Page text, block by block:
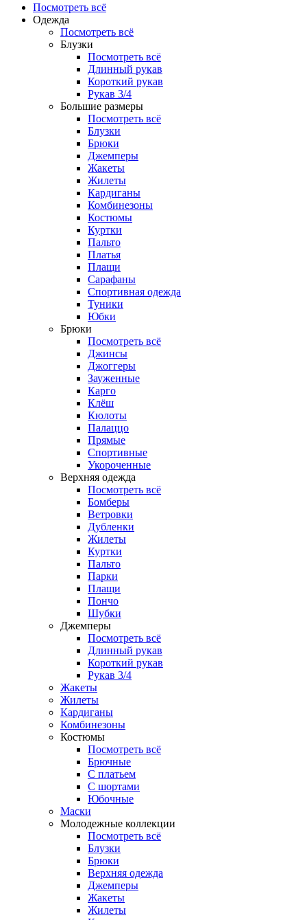
Посмотреть всё
Одежда
Посмотреть всё
Блузки
Посмотреть всё
Длинный рукав
Короткий рукав
Рукав 3/4
Большие размеры
Посмотреть всё
Блузки
Брюки
Джемперы
Жакеты
Жилеты
Кардиганы
Комбинезоны
Костюмы
Куртки
Пальто
Платья
Плащи
Сарафаны
Спортивная одежда
Туники
Юбки
Брюки
Посмотреть всё
Джинсы
Джоггеры
Зауженные
Карго
Клёш
Кюлоты
Палаццо
Прямые
Спортивные
Укороченные
Верхняя одежда
Посмотреть всё
Бомберы
Ветровки
Дубленки
Жилеты
Куртки
Пальто
Парки
Плащи
Пончо
Шубки
Джемперы
Посмотреть всё
Длинный рукав
Короткий рукав
Рукав 3/4
Жакеты
Жилеты
Кардиганы
Комбинезоны
Костюмы
Посмотреть всё
Брючные
С платьем
С шортами
Юбочные
Маски
Молодежные коллекции
Посмотреть всё
Блузки
Брюки
Верхняя одежда
Джемперы
Жакеты
Жилеты